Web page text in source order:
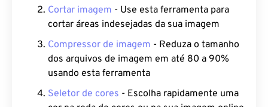
Cortar imagem - Use esta ferramenta para
cortar áreas indesejadas da sua imagem
Compressor de imagem - Reduza o tamanho
dos arquivos de imagem em até 80 a 90%
usando esta ferramenta
Seletor de cores - Escolha rapidamente uma